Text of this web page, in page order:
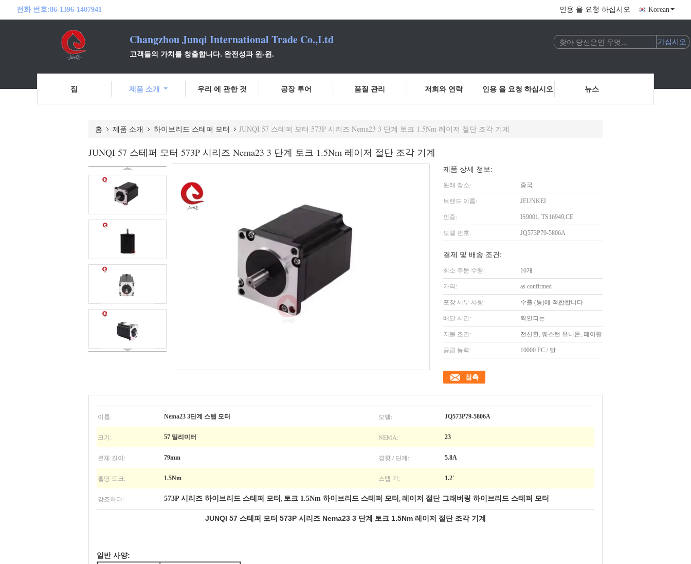
전화 번호:86-1396-1407941 인용 을 요청 하십시오 Korean
Changzhou Junqi International Trade Co.,Ltd
고객들의 가치를 창출합니다. 완전성과 윈-윈.
집 제품 소개 우리 에 관한 것 공장 투어 품질 관리 저희와 연락 인용 을 요청 하십시오 뉴스
홈 제품 소개 하이브리드 스테퍼 모터 JUNQI 57 스테퍼 모터 573P 시리즈 Nema23 3 단계 토크 1.5Nm 레이저 절단 조각 기계
JUNQI 57 스테퍼 모터 573P 시리즈 Nema23 3 단계 토크 1.5Nm 레이저 절단 조각 기계
제품 상세 정보:
원래 장소: 중국
브랜드 이름: JEUNKEI
인증: IS9001, TS16949,CE
모델 번호: JQ573P79-5806A
결제 및 배송 조건:
최소 주문 수량: 10개
가격: as confirmed
포장 세부 사항: 수출 (통)에 적합합니다
배달 시간: 확인되는
지불 조건: 전신환, 웨스턴 유니온, 페이팔
공급 능력: 10000 PC / 달
접촉
이름: Nema23 3단계 스텝 모터 모델: JQ573P79-5806A
크기: 57 밀리미터 NEMA: 23
본체 길이: 79mm 경향 / 단계: 5.8A
홀딩 토크: 1.5Nm 스텝 각: 1.2'
강조하다: 573P 시리즈 하이브리드 스테퍼 모터 , 토크 1.5Nm 하이브리드 스테퍼 모터 , 레이저 절단 그래버링 하이브리드 스테퍼 모터
JUNQI 57 스테퍼 모터 573P 시리즈 Nema23 3 단계 토크 1.5Nm 레이저 절단 조각 기계
일반 사양: